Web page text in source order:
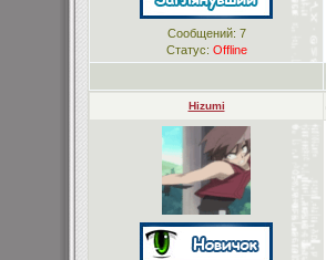
Сообщений: 7
Статус: Offline
Hizumi